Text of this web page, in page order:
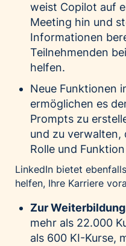
weist Copilot auf
Meeting hin und
Informationen
Teilnehmenden
helfen.
Neue Funktionen
ermöglichen es
Prompts zu
und zu verwalten,
Rolle und
LinkedIn bietet
helfen, Ihre Karriere
Zur
mehr als 22.000
als 600 KI-Kurse,